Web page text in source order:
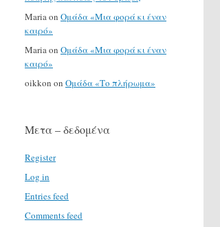
Mariaon Ομάδα «Μια φορά κι έναν
καιρό»
Mariaon Ομάδα «Μια φορά κι έναν
καιρό»
oikkon on Ομάδα «Το πλήρωμα»
Μετα – δεδομένα
Register
Log in
Entries feed
Comments feed